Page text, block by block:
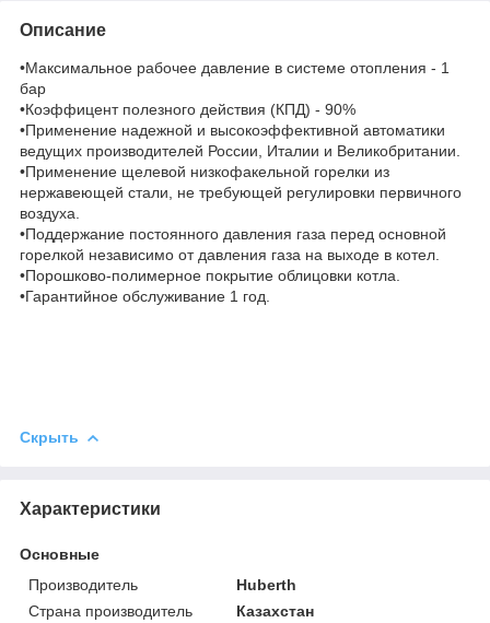
Описание
•Максимальное рабочее давление в системе отопления - 1
бар
•Коэффицент полезного действия (КПД) - 90%
•Применение надежной и высокоэффективной автоматики
ведущих производителей России, Италии и Великобритании.
•Применение щелевой низкофакельной горелки из
нержавеющей стали, не требующей регулировки первичного
воздуха.
•Поддержание постоянного давления газа перед основной
горелкой независимо от давления газа на выходе в котел.
•Порошково-полимерное покрытие облицовки котла.
•Гарантийное обслуживание 1 год.
Скрыть
Характеристики
Основные
Производитель
Huberth
Страна производитель
Казахстан